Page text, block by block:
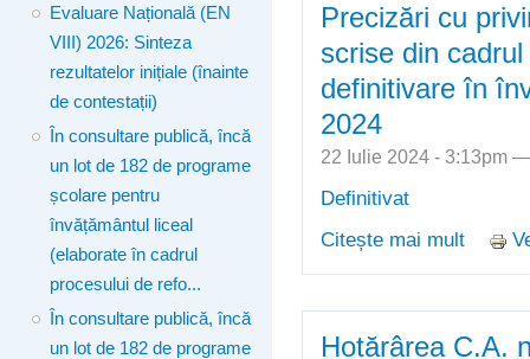
Evaluare Națională (EN
VIII) 2026: Sinteza
rezultatelor inițiale (înainte
de contestații)
În consultare publică, încă
un lot de 182 de programe
școlare pentru
învățământul liceal
(elaborate în cadrul
procesului de refo...
În consultare publică, încă
un lot de 182 de programe
Precizări cu
scrise din
definitivare în
2024
22 Iulie 2024 - 3:13pm
Definitivat
Citește mai mult
Hotărârea C.A.